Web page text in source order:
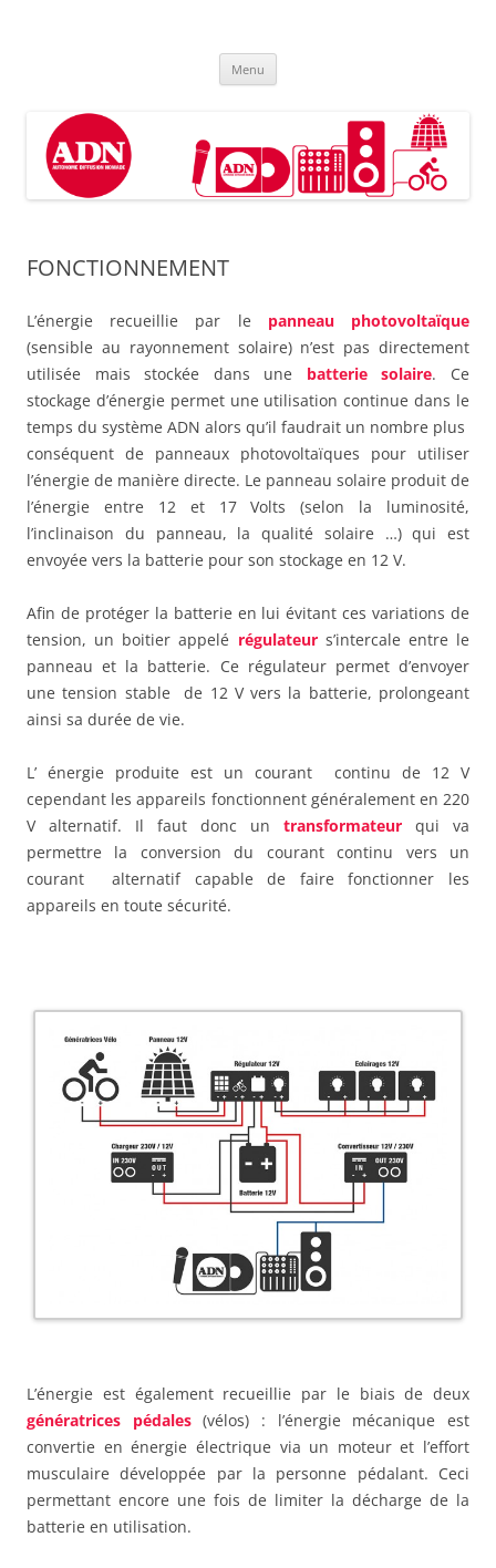
Menu
FONCTIONNEMENT
L’énergie recueillie par le panneau photovoltaïque
(sensible au rayonnement solaire) n’est pas directement
utilisée mais stockée dans une batterie solaire. Ce
stockage d’énergie permet une utilisation continue dans le
temps du système ADN alors qu’il faudrait un nombre plus
conséquent de panneaux photovoltaïques pour utiliser
l’énergie de manière directe. Le panneau solaire produit de
l’énergie entre 12 et 17 Volts (selon la luminosité,
l’inclinaison du panneau, la qualité solaire …) qui est
envoyée vers la batterie pour son stockage en 12 V.
Afin de protéger la batterie en lui évitant ces variations de
tension, un boitier appelé régulateurs’intercale entre le
panneau et la batterie. Ce régulateur permet d’envoyer
une tension stable de 12 V vers la batterie, prolongeant
ainsi sa durée de vie.
L’ énergie produite est un courant continu de 12 V
cependant les appareils fonctionnent généralement en 220
V alternatif. Il faut donc un transformateur
qui va
permettre la conversion du courant continu vers un
courant alternatif capable de faire fonctionner les
appareils en toute sécurité.
L’énergie est également recueillie par le biais de deux
génératrices pédales(vélos) : l’énergie mécanique est
convertie en énergie électrique via un moteur et l’effort
musculaire développée par la personne pédalant. Ceci
permettant encore une fois de limiter la décharge de la
batterie en utilisation.